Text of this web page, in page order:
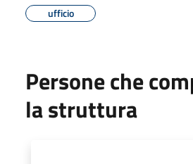
ufficio
Persone che
la struttura